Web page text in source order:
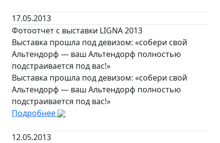
17.05.2013
Фотоотчет с выставки LIGNA 2013
Выставка прошла под девизом: «собери свой
Альтендорф — ваш Альтендорф полностью
подстраивается под вас!»
Выставка прошла под девизом: «собери свой
Альтендорф — ваш Альтендорф полностью
подстраивается под вас!»
Подробнее
12.05.2013